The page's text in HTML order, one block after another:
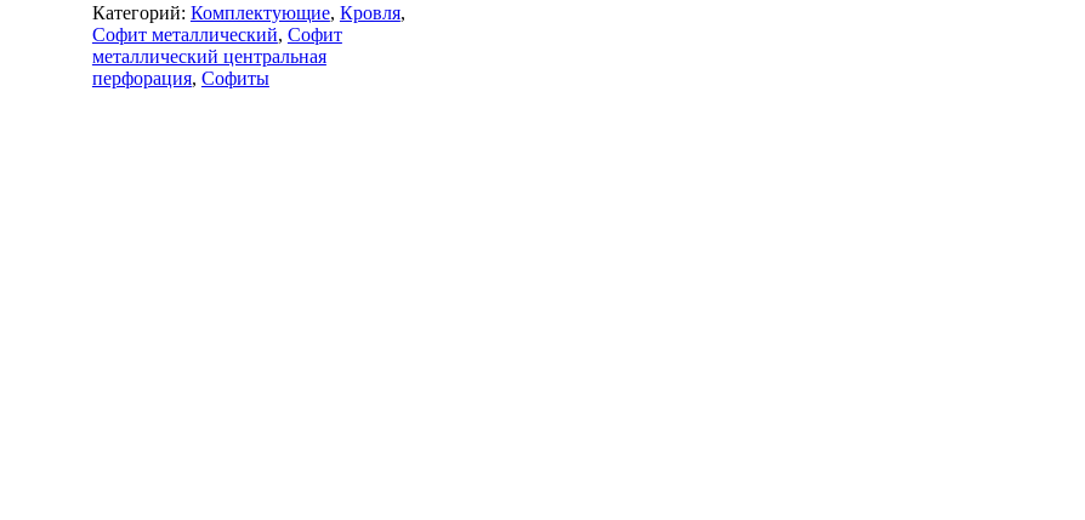
Категорий: Комплектующие, Кровля,
Софит металлический, Софит
металлический центральная
перфорация, Софиты